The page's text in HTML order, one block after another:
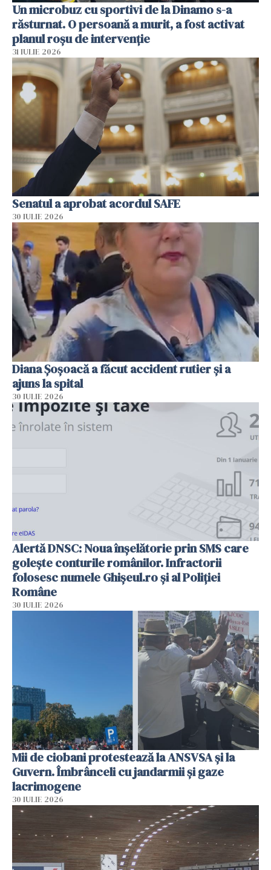
Un microbuz cu sportivi de la Dinamo s-a
răsturnat. O persoană a murit, a fost activat
planul roșu de intervenție
31 IULIE 2026
Senatul a aprobat acordul SAFE
30 IULIE 2026
Diana Șoșoacă a făcut accident rutier și a
ajuns la spital
30 IULIE 2026
Alertă DNSC: Noua înșelătorie prin SMS care
golește conturile românilor. Infractorii
folosesc numele Ghișeul.ro și al Poliției
Române
30 IULIE 2026
Mii de ciobani protestează la ANSVSA și la
Guvern. Îmbrânceli cu jandarmii și gaze
lacrimogene
30 IULIE 2026